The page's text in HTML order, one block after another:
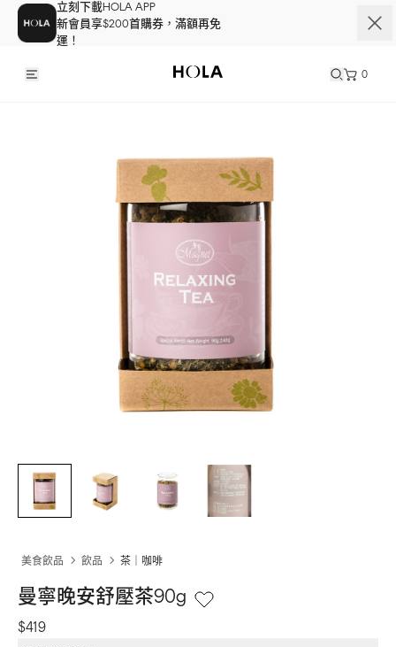
立刻下載HOLA APP
新會員享$200首購券，滿額再免
運！
0
美食飲品 飲品 茶｜咖啡
曼寧晚安舒壓茶90g
$419